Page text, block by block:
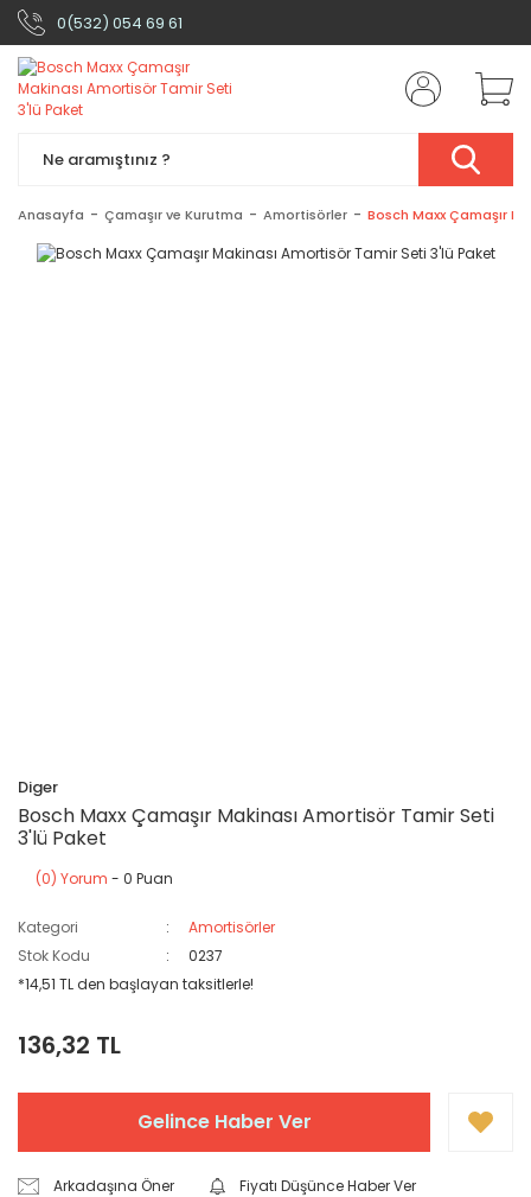
0(532) 054 69 61
Anasayfa Çamaşır ve Kurutma Amortisörler Bosch Maxx Çamaşır
Diger
Bosch Maxx Çamaşır Makinası Amortisör Tamir Seti
3'lü Paket
(0) Yorum - 0 Puan
Kategori
Amortisörler
Stok Kodu
0237
*14,51 TL den başlayan taksitlerle!
136,32 TL
Gelince Haber Ver
Arkadaşına Öner
Fiyatı Düşünce Haber Ver